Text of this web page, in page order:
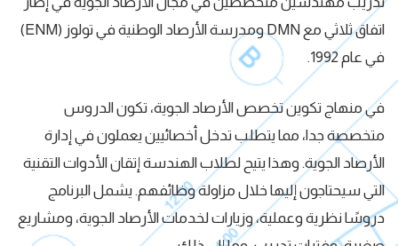
اتفاق ثلاثي مع DMN ومدرسة الأرصاد الوطنية في تولوز (ENM)
في عام 1992.
في منهاج تكوين تخصص الأرصاد الجوية، تكون الدروس
متخصصة جدا، مما يتطلب تدخل أخصائيين يعملون في إدارة
الأرصاد الجوية. وهذا يتيح لطلاب الهندسة إتقان الأدوات التقنية
التي سيحتاجون إليها خلال مزاولة وظائفهم. يشمل البرنامج
دروسًا نظرية وعملية، وزيارات لخدمات الأرصاد الجوية، ومشاريع